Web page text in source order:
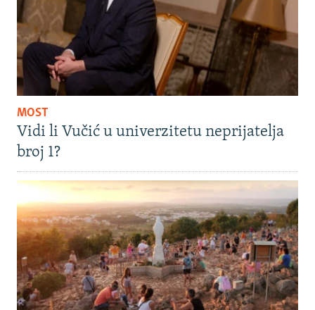
MOST
Vidi li Vučić u univerzitetu neprijatelja
broj 1?